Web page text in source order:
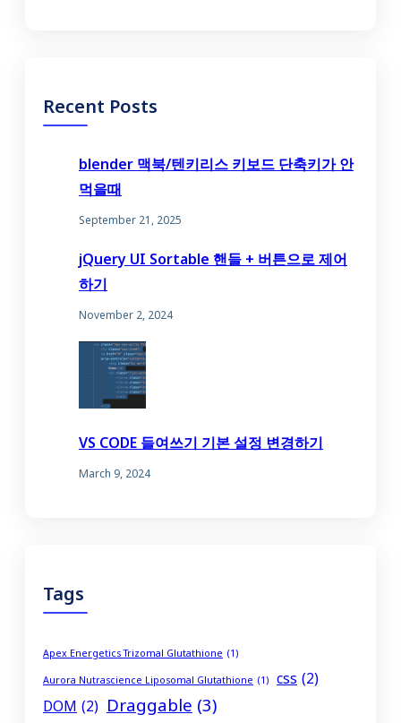
Recent Posts
blender 맥북/텐키리스 키보드 단축키가 안
먹을때
September 21, 2025
jQuery UI Sortable 핸들 + 버튼으로 제어
하기
November 2, 2024
VS CODE 들여쓰기 기본 설정 변경하기
March 9, 2024
Tags
Apex Energetics Trizomal Glutathione (1)
Aurora Nutrascience Liposomal Glutathione (1) css (2)
DOM (2) Draggable (3)